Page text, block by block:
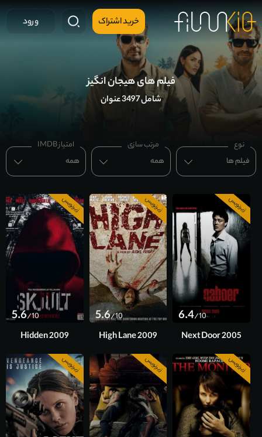
خرید اشتراک ورود
فیلم های هیجان انگیز
شامل 3497 عنوان
نوع
فیلم ها
مرتب سازی
همه
امتیاز IMDB
همه
زیرنویس
6.4/10
Next Door 2005
زیرنویس
5.6/10
High Lane 2009
زیرنویس
5.6/10
Hidden 2009
زیرنویس زیرنویس زیرنویس